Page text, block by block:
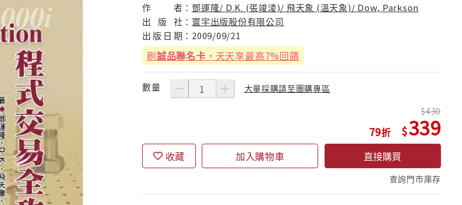
作 者： 鄧運隆/ D.K. (張竣淩)/ 飛天象 (溫天象)/ Dow, Parkson
出
版 社：寰宇出版股份有限公司
出 版 日 期： 2009/09/21
刷誠品聯名卡 ，天天享最高7%回饋
數量 大量採購請至團購專區
79
430
339
收藏 加入購物車 直接購買
查詢門市庫存